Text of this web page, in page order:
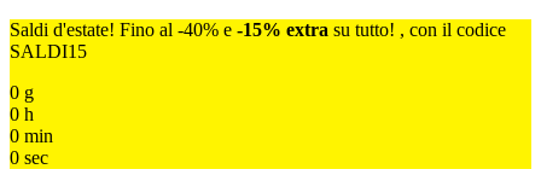
Saldi d'estate! Fino al -40% e -15% extra su tutto! , con il codice
SALDI15
0 g
0 h
0 min
0 sec